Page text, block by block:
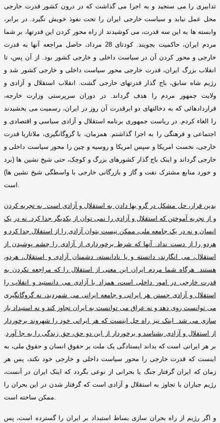
تدابیری را می سنجید و به اجرا می گذاشت که در درون کشور قدرت خارجی
محل عمل نیابد و سیاست خارجی ایران را تحت نفوذ خویش نگیرد
در برابر،
وابسته ها به این سه قدرت، می کوشیدند از راه محور کردن این قدرتها، بر شما
مردم ایران، حاکمیت بجویند
.کودتای28 مرداد، حاصل مراجعه آنها به قدرت
خارجی و محور کردن آن در سیاست داخلی و خارجی کشور بود
از آن پس، تا
انقلاب بزرگ ایران، قدرت خارجی محور سیاست داخلی و خارجی کشور شد و
رﮊیم شاه سابق، باج گذار قدرتهای خارجی گشت.
انقلاب استقلال و آزادی و
ولایت جمهور مردم را هدف گرداند
در دوران سرپرستی وزارت خارجه،
قراردادهائی که به دخالتهای دو ابرقدرت آن روز در ایران، رسمیت می بخشیدند
را الغاء کردم
در ریاست جمهوری برنامه استقلال و آزادی سیاسی و اقتصادی و
اجتماعی و فرهنگی را به اجرا گذاشتم
همزمان، با گروگانگیری، ملاتاریا قدرت
خارجی، نخست امریکا و سپس امریکا و روسیه و چین را محور سیاست داخلی و
خارجی گرداند و اینک باج گذار کشورهای بزرگ و کوچک، حتی شیخ نشین ها (برد
و خورد منابع مشترک نفت و گاز و بازرگانی خارجی با واسطگی شیخ نشین ها)
است
بدین قرار، حل مشکل در گرو بها دادن به استقلال و آزادی است
به تجربه کردن
و از تجربه آموختن که استقلال و آزادی را نمی توان از یکدیگر جدا کرد
نه در یک
انسان و نه در یک جامعه ملی، ممکن نیست بتوان آزادی را از استقلال جدا کرد و
هردو را از دست نداد
آنها که شرط برخورداری از آزادی را چشم پوشیدن از
استقلال، می انگارند، دانسته و یا نادانسته، دشمنان آزادی و استقلال، هردو،
هستند
هرگاه شما مردم ایران این معنی از استقلال را که مراجعه نکردن به
قدرت خارجی در امور داخلی است، همزاد با آزادی می دانستید و انقلاب را
استقلال و آزادی جستن هر ایرانی و جامعه ایرانی می شمردید، نه گروگانگیری
می توانست روی دهد و نه عراق می توانست به ایران تجاوز کند و نه استبداد باز
سازی می شد
اینک نیز راه حل اینست که هر ایرانی خود را شهروند برخوردار
از استقلال و آزادی بشناسد و برخوردار از این دو حق، حق زندگی را به جا آورد
بر هر ایرانی است که بداند ایستادگی یک ملت بر حقوق انسان و حقوق ملی، به
اینست که قدرت خارجی را محور سیاست داخلی و خارجی خود نکند، پس هر
زمان که ایران گرفتار جنگ یا بحرانی از نوعی بگردد که اینک ایران در آنست،
رﮊیم جباران با تجاوز به استقلال و آزادی است که گرفتار شدن در این بحران را
ممکن ساخته است
و اگر رﮊیم از راه بحران سازی بساط استبداد بر ایران را گسترده است، پس